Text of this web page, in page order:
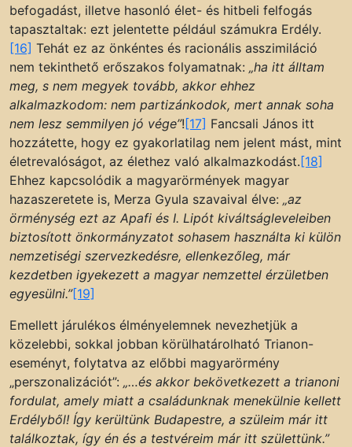
befogadást, illetve hasonló élet- és hitbeli felfogás
tapasztaltak: ezt jelentette például számukra Erdély.
[16] Tehát ez az önkéntes és racionális asszimiláció
nem tekinthető erőszakos folyamatnak: „ha itt álltam
meg, s nem megyek tovább, akkor ehhez
alkalmazkodom: nem partizánkodok, mert annak soha
nem lesz semmilyen jó vége”![17] Fancsali János itt
hozzátette, hogy ez gyakorlatilag nem jelent mást, mint
életrevalóságot, az élethez való alkalmazkodást.[18]
Ehhez kapcsolódik a magyarörmények magyar
hazaszeretete is, Merza Gyula szavaival élve: „az
örménység ezt az Apafi és I. Lipót kiváltságleveleiben
biztosított önkormányzatot sohasem használta ki külön
nemzetiségi szervezkedésre, ellenkezőleg, már
kezdetben igyekezett a magyar nemzettel érzületben
egyesülni.”[19]
Emellett járulékos élményelemnek nevezhetjük a
közelebbi, sokkal jobban körülhatárolható Trianon-
eseményt, folytatva az előbbi magyarörmény
„perszonalizációt”: „…és akkor bekövetkezett a trianoni
fordulat, amely miatt a családunknak menekülnie kellett
Erdélyből! Így kerültünk Budapestre, a szüleim már itt
találkoztak, így én és a testvéreim már itt születtünk.”